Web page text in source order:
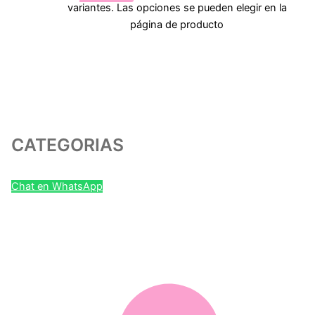
CATEGORIAS
Chat en WhatsApp
variantes. Las opciones se pueden elegir en la
página de producto